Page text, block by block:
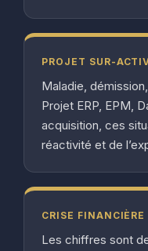
PROJET SUR-
Maladie, démission,
Projet ERP, EPM,
acquisition, ces
réactivité et de
CRISE FINANCIÈRE
Les chiffres sont